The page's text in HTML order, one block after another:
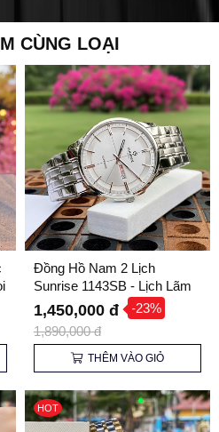
CÙNG LOẠI
Đồng Hồ Nam 2 Lịch
Sunrise 1143SB - Lịch Lãm
Nơi Công Sở
1,450,000 đ -23%
1,890,000 đ
THÊM VÀO GIỎ
HOT